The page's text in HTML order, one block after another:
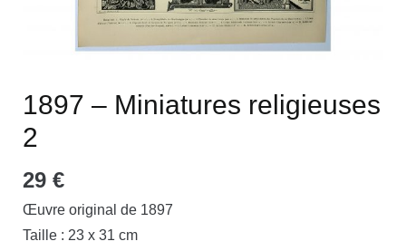
1897 – Miniatures religieuses
2
29 €
Œuvre original de 1897
Taille : 23 x 31 cm